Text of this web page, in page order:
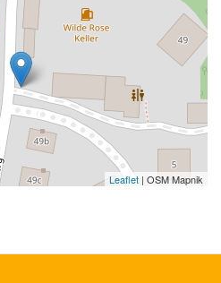
Leaflet | OSM Mapnik